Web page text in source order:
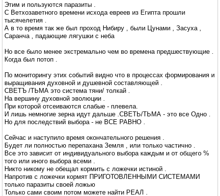
Этим и пользуются паразиты .
С Ветхозаветного времени исхода евреев из Египта прошли
тысячелетия .
А в то время так же был проход Нибиру , были Цунами , Засуха ,
Саранча , падающие лягушки с неба
Но все было менее экстремально чем во времена предшествующие .
Когда был потоп .
По мониторингу этих событий видно что в процессах формирования и
выращивания духовной и душевной составляющей .
СВЕТЪ /ТЬМА это система тяни/ толкай .
На вершину духовной эволюции .
При которой отсеиваются слабые - плевела.
И лишь немногие зерна идут дальше .СВЕТЬ/ТЬМА - это все Одно .
Но для последствий выбора - не ВСЕ РАВНО .
Сейчас и наступило время окончательного решения .
Будет ли полностью перепахана Земля , или только частично .
Все это зависит от индивидуального выбора каждым и от общего %
того или иного выбора всеми .
Никто никому не обещал кормить с ложечки истиной .
Напротив с ложечки кормят ПРИГОТОВЛЕННЫМИ СИСТЕМАМИ
только паразиты своей ложью
Только сами своим потом можете найти РЕАЛ .